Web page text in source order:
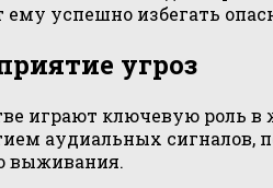
ему успешно избегать
угроз
играют ключевую роль
аудиальных сигналов,
выживания.